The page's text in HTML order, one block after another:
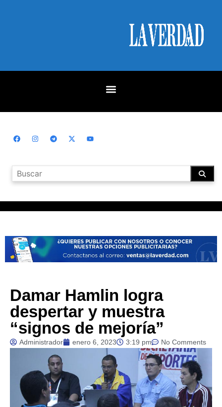
Damar Hamlin logra
despertar y muestra
“signos de mejoría”
Administrador enero 6, 2023 3:19 pm No Comments